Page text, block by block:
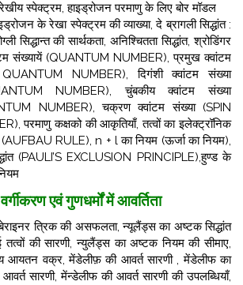
स्पेक्ट्रम, हाइड्रोजन परमाणु के लिए बोर मॉडल
के रेखा स्पेक्ट्रम की व्याख्या, दे ब्रागली सिद्धांत :
सिद्धान्त की सार्थकता, अनिश्चितता सिद्धांत, श्रोडिंगर
संख्यायें (QUANTUM NUMBER), प्रमुख क्वांटम
NUMBER), दिगंशी क्वांटम संख्या
NUMBER),चुंबकीय क्वांटम संख्या
NUMBER), चक्रण क्वांटम संख्या (SPIN
परमाणु कक्षको की आकृतियाँ, तत्वों का इलेक्ट्रॉनिक
(AUFBAU RULE),n + l का नियम (ऊर्जा का नियम),
(PAULI’S EXCLUSION PRINCIPLE),हुण्ड के
एवं गुणधर्मों में आवर्तिता
त्रिक की असफलता, न्यूलैंड्स का अष्टक सिद्धांत
तत्वों की सारणी, न्युलैंड्स का अष्टक नियम की सीमाए,
आयतन वक्र,मेंडेलीफ़ की आवर्त सारणी , मेंडेलीफ का
सारणी, मेंन्डेलीफ की आवर्त सारणी की उपलब्धियाँ,